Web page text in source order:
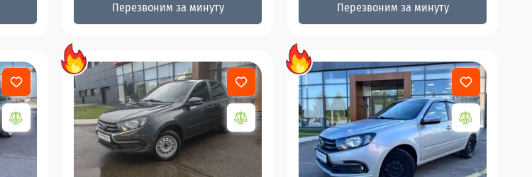
Перезвоним за минуту Перезвоним за минуту